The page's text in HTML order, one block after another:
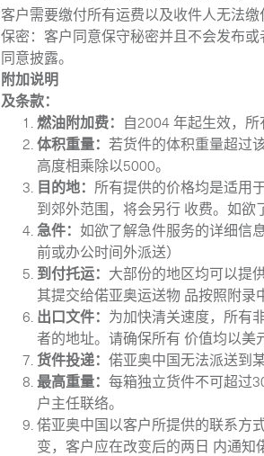
客户需要缴付所有运费以及收件人无法
保密：客户同意保守秘密并且不会发布
同意披露。
附加说明
及条款：
燃油附加费： 自2004 年起生效，
体积重量： 若货件的体积重量超过
高度相乘除以5000。
目的地： 所有提供的价格均是适用
到郊外范围，将会另行 收费。如欲
急件： 如欲了解急件服务的详细信
前或办公时间外派送）
到付托运： 大部份的地区均可以提
其提交给偌亚奥运送物 品按照附录
出口文件： 为加快清关速度，所有
者的地址。请确保所有 价值均以美
货件投递： 偌亚奥中国无法派送到
最高重量： 每箱独立货件不可超过
户主任联络。
偌亚奥中国以客户所提供的联系方
变，客户应在改变后的两日 内通
订阅信息